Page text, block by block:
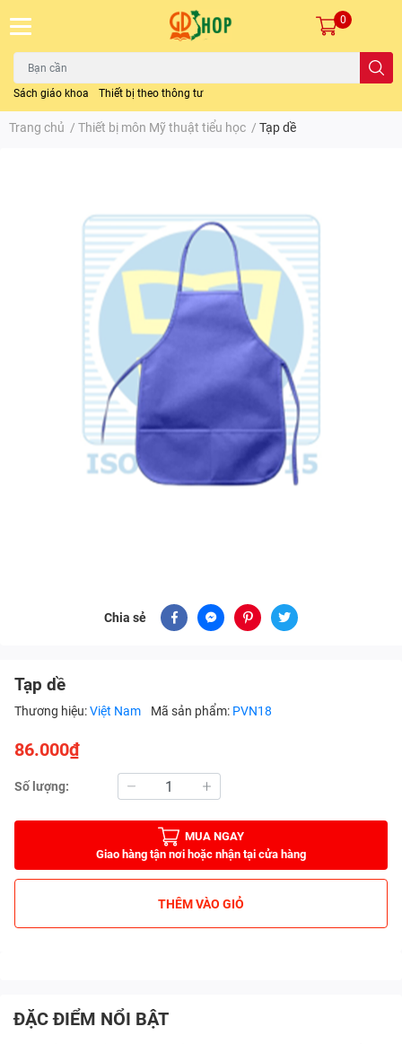
Sách giáo khoa Thiết bị theo thông tư
0
Trang chủ / Thiết bị môn Mỹ thuật tiểu học / Tạp dề
Chia sẻ
Tạp dề
Thương hiệu:Việt Nam Mã sản phẩm: PVN18
86.000₫
Số lượng:
MUA NGAY
Giao hàng tận nơi hoặc nhận tại cửa hàng
THÊM VÀO GIỎ
ĐẶC ĐIỂM NỔI BẬT